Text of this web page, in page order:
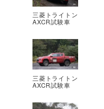
三菱トライトン
AXCR試験車
三菱トライトン
AXCR試験車